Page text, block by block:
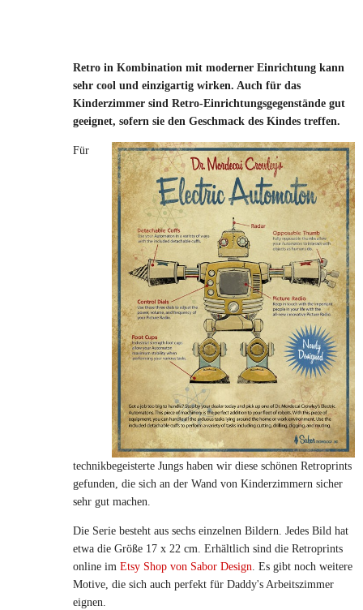
Retro in Kombination mit moderner Einrichtung kann
sehr cool und einzigartig wirken. Auch für das
Kinderzimmer sind Retro-Einrichtungsgegenstände gut
geeignet, sofern sie den Geschmack des Kindes treffen.
Für
technikbegeisterte Jungs haben wir diese schönen Retroprints
gefunden, die sich an der Wand von Kinderzimmern sicher
sehr gut machen.
Die Serie besteht aus sechs einzelnen Bildern. Jedes Bild hat
etwa die Größe 17 x 22 cm. Erhältlich sind die Retroprints
online im Etsy Shop von Sabor Design . Es gibt noch weitere
Motive, die sich auch perfekt für Daddy's Arbeitszimmer
eignen.